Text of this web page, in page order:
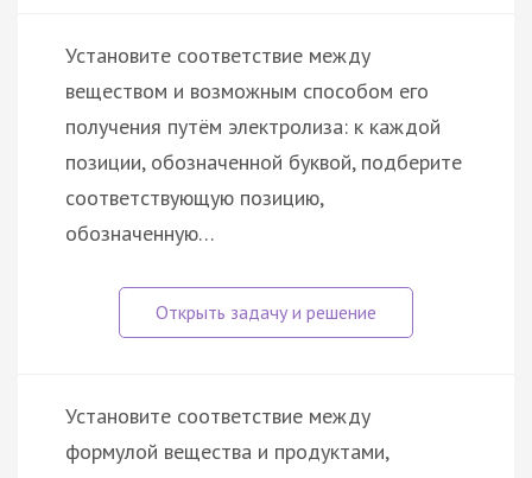
Установите соответствие между
веществом и возможным способом его
получения путём электролиза: к каждой
позиции, обозначенной буквой, подберите
соответствующую позицию,
обозначенную…
Установите соответствие между
формулой вещества и продуктами,